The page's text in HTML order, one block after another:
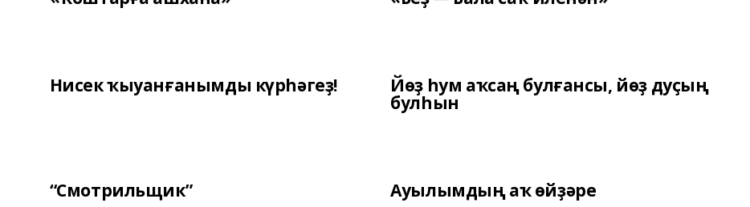
Нисек ҡыуанғанымды күрһәгеҙ! Йөҙ һум аҡсаң булғансы, йөҙ дуҫың
булһын
“Смотрильщик” Ауылымдың аҡ өйҙәре